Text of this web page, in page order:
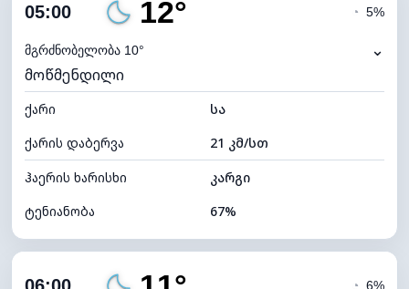
ღრუბლიანობა
ნამის წერტილი
ხილვადობა
განათების ინდექსი 0 (ბნელი)
ღრუბლის სიმაღლე 11600 მ
05:00 12°
მგრძნობელობა 10°
◔ 5%
⌄
მოწმენდილი
ქარი
სა
ქარის დაბერვა
21 კმ/სთ
ჰაერის ხარისხი
კარგი
ტენიანობა
67%
ღრუბლიანობა
◔ 6%